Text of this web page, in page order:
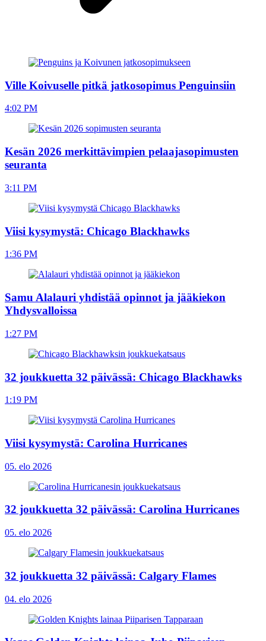
Ville Koivuselle pitkä jatkosopimus Penguinsiin
4:02 PM
Kesän 2026 merkittävimpien pelaajasopimusten
seuranta
3:11 PM
Viisi kysymystä: Chicago Blackhawks
1:36 PM
Samu Alalauri yhdistää opinnot ja jääkiekon
Yhdysvalloissa
1:27 PM
32 joukkuetta 32 päivässä: Chicago Blackhawks
1:19 PM
Viisi kysymystä: Carolina Hurricanes
05. elo 2026
32 joukkuetta 32 päivässä: Carolina Hurricanes
05. elo 2026
32 joukkuetta 32 päivässä: Calgary Flames
04. elo 2026